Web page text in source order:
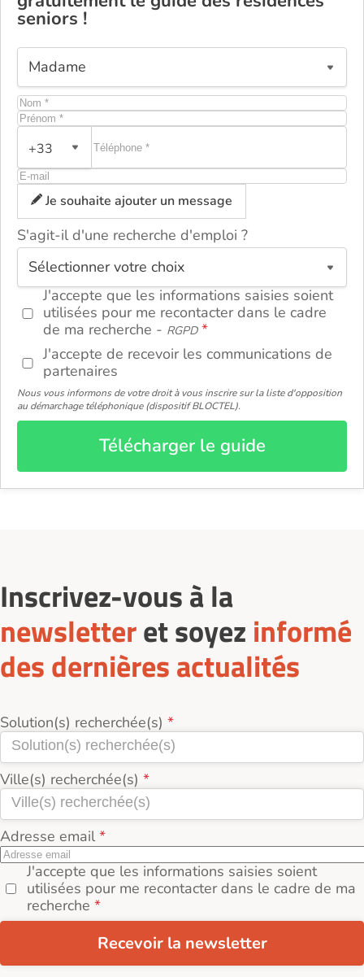
seniors !
+33
Je souhaite ajouter un message
S'agit-il d'une recherche d'emploi ?
J'accepte que les informations saisies soient
utilisées pour me recontacter dans le cadre
de ma recherche - RGPD
J'accepte de recevoir les communications de
partenaires
Nous vous informons de votre droit à vous inscrire sur la liste d'opposition
au démarchage téléphonique (dispositif BLOCTEL).
Télécharger le guide
ou
Inscrivez-vous à la
newsletteret soyez informé
des dernières actualités
Solution(s) recherchée(s)
Ville(s) recherchée(s)
Adresse email
J'accepte que les informations saisies soient
utilisées pour me recontacter dans le cadre de ma
recherche
Recevoir la newsletter